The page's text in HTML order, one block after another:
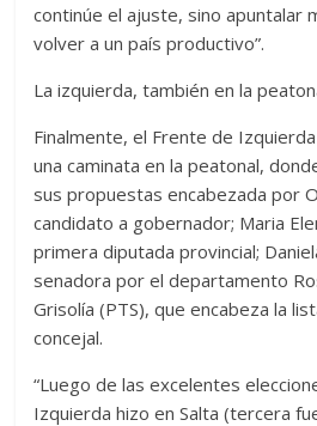
continúe el ajuste, sino apuntalar
volver a un país productivo”.
La izquierda, también en la
Finalmente, el Frente de
una caminata en la peatonal,
sus propuestas encabezada por
candidato a gobernador; Maria
primera diputada provincial;
senadora por el departamento
Grisolía (PTS), que encabeza la
concejal.
“Luego de las excelentes
Izquierda hizo en Salta (tercera